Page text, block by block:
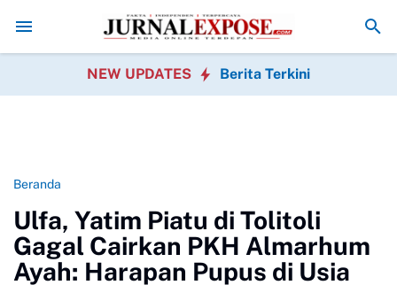
di Meranti Ditemukan, Tim SAR Gabungan Evakuasi 2 Jenazah
NEW UPDATES Berita Terkini
Beranda
Ulfa, Yatim Piatu di Tolitoli
Gagal Cairkan PKH Almarhum
Ayah: Harapan Pupus di Usia